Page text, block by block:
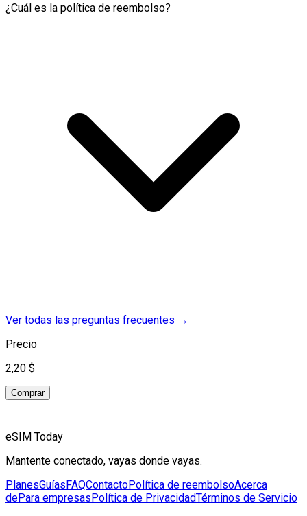
¿Cuál es la política de reembolso?
Ver todas las preguntas frecuentes →
Precio
2,20 $
Comprar
eSIM Today
Mantente conectado, vayas donde vayas.
PlanesGuíasFAQContactoPolítica de reembolsoAcerca
dePara empresasPolítica de PrivacidadTérminos de Servicio